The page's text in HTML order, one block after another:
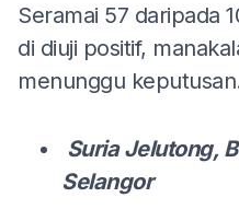
Seramai 57 daripada
di diuji positif,
menunggu
Suria Jelutong,
Selangor